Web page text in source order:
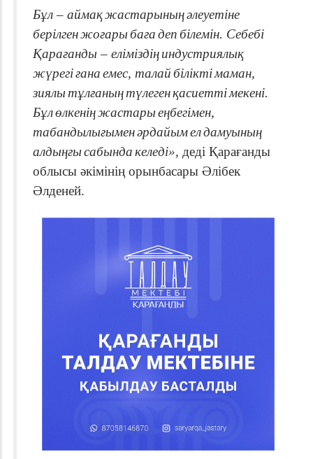
Бұл– аймақжастарыныңәлеуетіне
берілгенжоғарыбағадепбілемін. Себебі
Қарағанды – еліміздіңиндустриялық
жүрегіғанаемес, талайбіліктімаман,
зиялытұлғаныңтүлегенқасиеттімекені.
Бұлөлкеніңжастарыеңбегімен,
табандылығыменәрдайымелдамуының
алдыңғысабындакеледі», деді Қарағанды
облысы әкімінің орынбасары Әлібек
Әлденей.